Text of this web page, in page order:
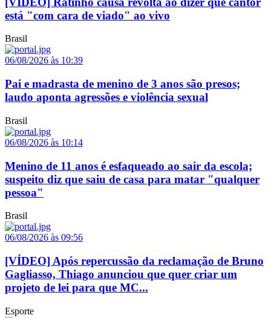
está "com cara de viado" ao vivo
Brasil
06/08/2026 às 10:39
Pai e madrasta de menino de 3 anos são presos;
laudo aponta agressões e violência sexual
Brasil
06/08/2026 às 10:14
Menino de 11 anos é esfaqueado ao sair da escola;
suspeito diz que saiu de casa para matar "qualquer
pessoa"
Brasil
06/08/2026 às 09:56
[VÍDEO] Após repercussão da reclamação de Bruno
Gagliasso, Thiago anunciou que quer criar um
projeto de lei para que MC...
Esporte